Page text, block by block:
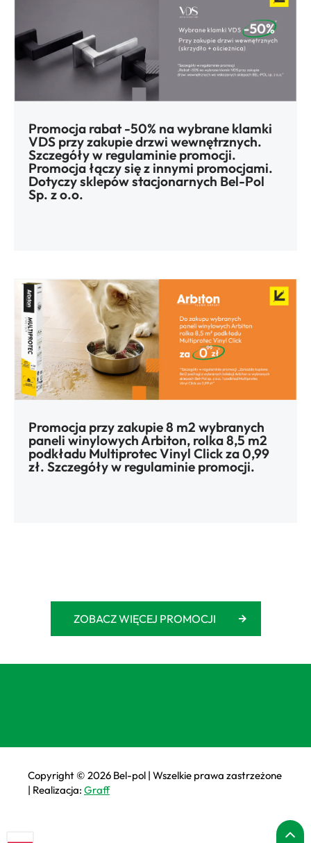
Promocja rabat -50% na wybrane klamki
VDS przy zakupie drzwi wewnętrznych.
Szczegóły w regulaminie promocji.
Promocja łączy się z innymi promocjami.
Dotyczy sklepów stacjonarnych Bel-Pol
Sp. z o.o.
Promocja przy zakupie 8 m2 wybranych
paneli winylowych Arbiton, rolka 8,5 m2
podkładu Multiprotec Vinyl Click za 0,99
zł. Szczegóły w regulaminie promocji.
ZOBACZ WIĘCEJ PROMOCJI
Copyright © 2026 Bel-pol | Wszelkie prawa zastrzeżone
| Realizacja: Graff